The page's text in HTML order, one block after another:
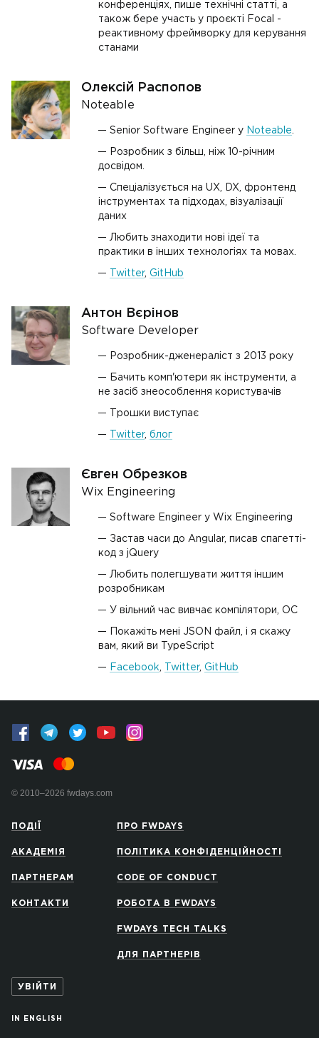
конференціях, пише технічні статті, а
також бере участь у проєкті Focal -
реактивному фреймворку для керування
станами
Олексій Распопов
Noteable
Senior Software Engineer у Noteable
Розробник з більш, ніж 10-річним
досвідом.
Спеціалізується на UX, DX, фронтенд
інструментах та підходах, візуалізації
даних
Любить знаходити нові ідеї та
практики в інших технологіях та мовах.
Twitter, GitHub
Антон Вєрінов
Software Developer
Розробник-дженераліст з 2013 року
Бачить комп'ютери як інструменти, а
не засіб знеособлення користувачів
Трошки виступає
Twitter, блог
Євген Обрезков
Wix Engineering
Software Engineer у Wix Engineering
Застав часи до Angular, писав спагетті-
код з jQuery
Любить полегшувати життя іншим
розробникам
У вiльний час вивчає компілятори, ОС
Покажіть мені JSON файл, і я скажу
вам, який ви TypeScript
Facebook Twitter, GitHub
© 2010–2026 fwdays.com
ПОДІЇ
АКАДЕМІЯ
ПАРТНЕРАМ
КОНТАКТИ
ПРО FWDAYS
ПОЛІТИКА КОНФІДЕНЦІЙНОСТІ
CODE OF CONDUCT
РОБОТА В FWDAYS
FWDAYS TECH TALKS
ДЛЯ ПАРТНЕРІВ
УВІЙТИ
IN ENGLISH